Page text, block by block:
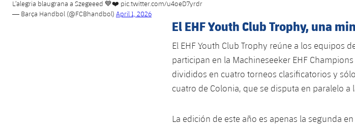
L’alegria blaugrana a Szegeeed 💙❤️ pic.twitter.com/u4oeD7yrdr
— Barça Handbol (@FCBhandbol) April 1, 2026
El EHF Youth Club Trophy, una
El EHF Youth Club Trophy reúne a los equipos
participan en la Machineseeker EHF
divididos en cuatro torneos clasificatorios y
cuatro de Colonia, que se disputa en paralelo a
La edición de este año es apenas la segunda